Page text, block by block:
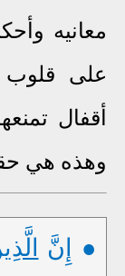
معانيه
على قلوب
أقفال
وهذه هي
● إِنَّ